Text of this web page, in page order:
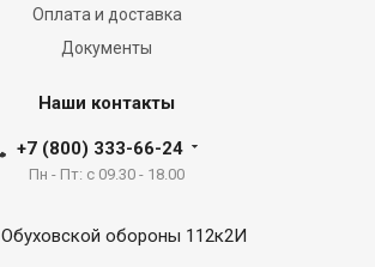
Оплата и доставка
Документы
Наши контакты
+7 (800) 333-66-24
Пн - Пт: с 09.30 - 18.00
Обуховской обороны 112к2И